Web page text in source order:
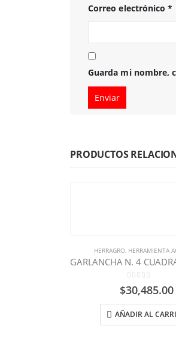
Correo electrónico*
Guarda mi nombre,
PRODUCTOS
HERRAGRO HERRAMIENTA
$30,485.00
AÑADIR AL